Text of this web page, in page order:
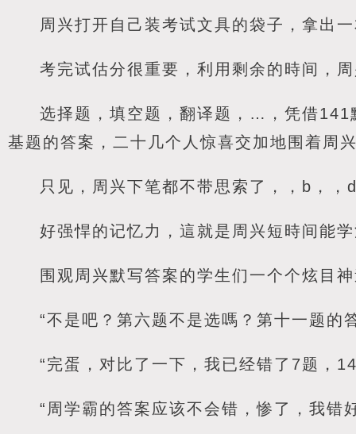
周兴打开自己装考试文具的袋子，拿出
考完试估分很重要，利用剩余的時间，
选择题，填空题，翻译题，…，凭借141
基题的答案，二十几个人惊喜交加地围着周
只见，周兴下笔都不带思索了，，b，
好强悍的记忆力，這就是周兴短時间能
围观周兴默写答案的学生们一个个炫目
“不是吧？第六题不是选嗎？第十一题的
“完蛋，对比了一下，我已经错了7题，
“周学霸的答案应该不会错，惨了，我错